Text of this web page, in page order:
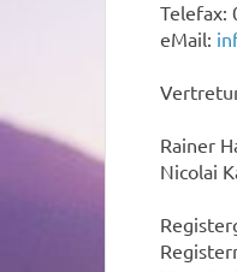
Telefax:
eMail:
Rainer
Nicolai